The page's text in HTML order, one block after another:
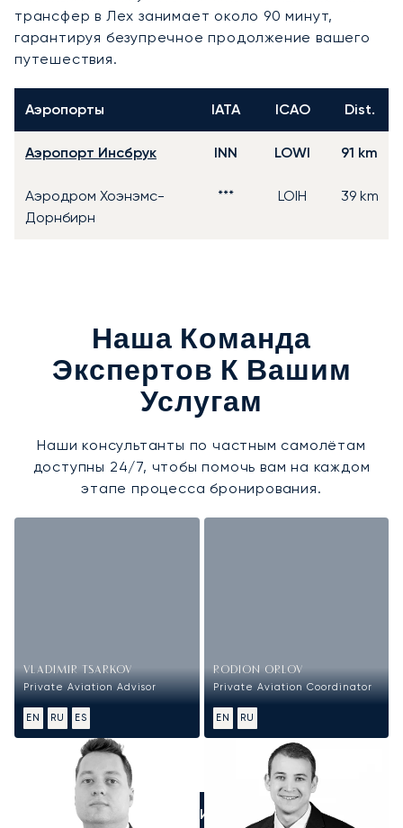
трансфер в Лех занимает около 90 минут,
гарантируя безупречное продолжение вашего
путешествия.
Аэропорты IATA ICAO Dist.
Аэропорт Инсбрук INN LOWI 91 km
Аэродром Хоэнэмс-
Дорнбирн
*** LOIH 39 km
Наша Команда
Экспертов К Вашим
Услугам
Наши консультанты по частным самолётам
доступны 24/7, чтобы помочь вам на каждом
этапе процесса бронирования.
VLADIMIR TSARKOV
Private Aviation Advisor
EN RU ES
RODION ORLOV
Private Aviation Coordinator
EN RU
ПОЗВОНИТЕ НАМ